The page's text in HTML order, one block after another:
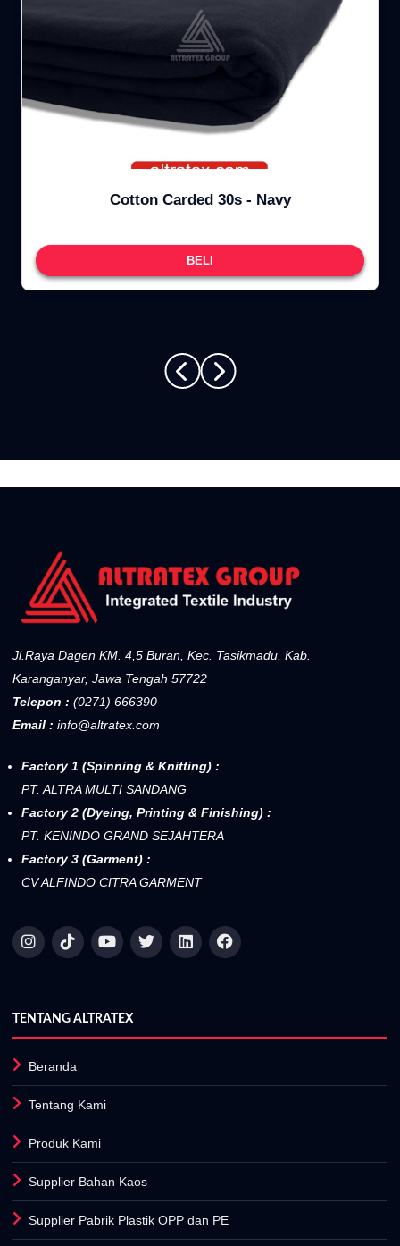
Cotton Carded 30s - Navy
BELI
Jl.Raya Dagen KM. 4,5 Buran, Kec. Tasikmadu, Kab.
Karanganyar, Jawa Tengah 57722
Telepon : (0271) 666390
Email : info@altratex.com
Factory 1 (Spinning & Knitting) :
PT. ALTRA MULTI SANDANG
Factory 2 (Dyeing, Printing & Finishing) :
PT. KENINDO GRAND SEJAHTERA
Factory 3 (Garment) :
CV ALFINDO CITRA GARMENT
TENTANG ALTRATEX
Beranda
Tentang Kami
Produk Kami
Supplier Bahan Kaos
Supplier Pabrik Plastik OPP dan PE